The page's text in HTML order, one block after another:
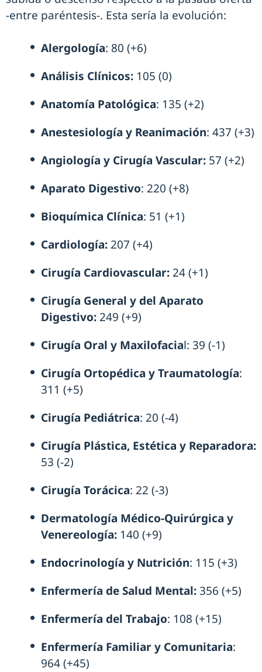
-entre paréntesis-. Esta sería la evolución:
Alergología: 80 (+6)
Análisis Clínicos: 105 (0)
Anatomía Patológica: 135 (+2)
Anestesiología y Reanimación: 437 (+3)
Angiología y Cirugía Vascular: 57 (+2)
Aparato Digestivo: 220 (+8)
Bioquímica Clínica: 51 (+1)
Cardiología: 207 (+4)
Cirugía Cardiovascular: 24 (+1)
Cirugía General y del Aparato
Digestivo: 249 (+9)
Cirugía Oral y Maxilofacial: 39 (-1)
Cirugía Ortopédica y Traumatología:
311 (+5)
Cirugía Pediátrica: 20 (-4)
Cirugía Plástica, Estética y Reparadora:
53 (-2)
Cirugía Torácica: 22 (-3)
Dermatología Médico-Quirúrgica y
Venereología: 140 (+9)
Endocrinología y Nutrición: 115 (+3)
Enfermería de Salud Mental:356 (+5)
Enfermería del Trabajo: 108 (+15)
Enfermería Familiar y Comunitaria:
964 (+45)